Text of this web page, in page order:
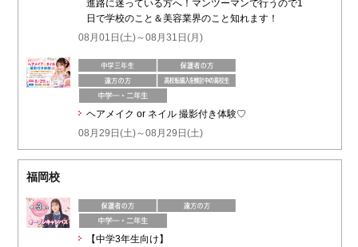
進路に迷っている方へ！マンツーマンで行うので1
日で学校のこと＆美容業界のこと知れます！
08月01日(土)～08月31日(月)
ヘアメイク or ネイル 撮影付き体験♡
08月29日(土)～08月29日(土)
福岡校
【中学3年生向け】